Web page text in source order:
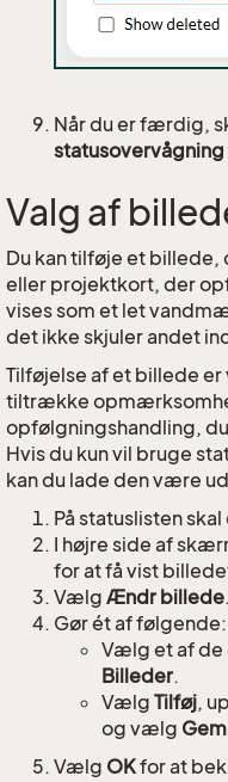
Når du er færdig,
statusovervågning
Valg af
Du kan tilføje et
eller projektkort, der
vises som et let
det ikke skjuler andet
Tilføjelse af et billede
tiltrække
opfølgningshandling,
Hvis du kun vil bruge
kan du lade den være
På statuslisten
I højre side af
for at få vist
Vælg Ændr billede.
Gør ét af følgende:
Vælg et af de
Billeder.
Vælg Tilføj,
og vælg Gem
Vælg OKfor at